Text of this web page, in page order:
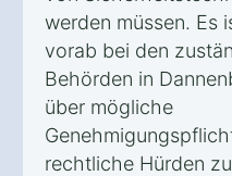
werden müssen. Es
vorab bei den
Behörden in
über mögliche
rechtliche Hürden